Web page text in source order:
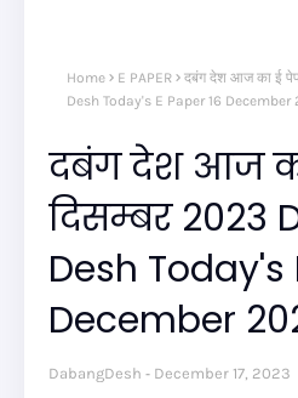
Home E PAPER
दबंग देश आज का ई
Desh Today's E Paper 16 December
दबंग देश आज
दिसम्बर 2023
Desh Today's
December
DabangDesh December 17, 2023